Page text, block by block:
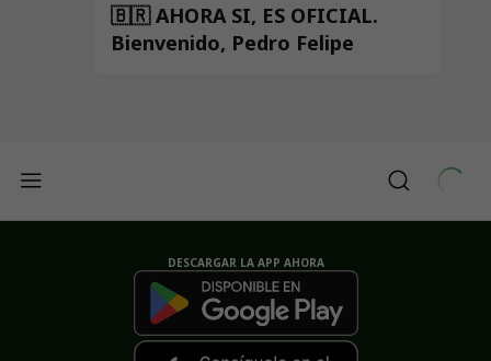
🇧🇷 AHORA SI, ES OFICIAL.
Bienvenido, Pedro Felipe
DESCARGAR LA APP AHORA